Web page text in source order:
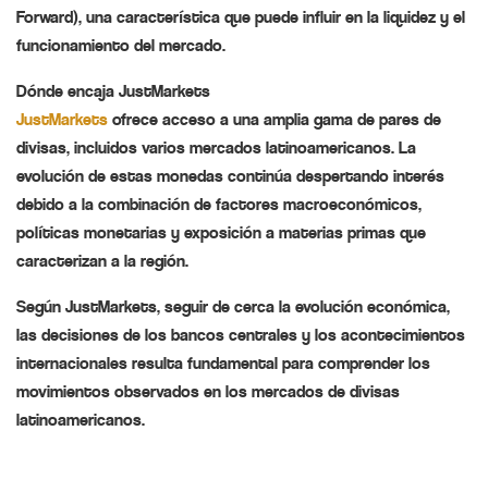
Forward), una característica que puede influir en la liquidez y el
funcionamiento del mercado.
Dónde encaja JustMarkets
JustMarkets ofrece acceso a una amplia gama de pares de
divisas, incluidos varios mercados latinoamericanos. La
evolución de estas monedas continúa despertando interés
debido a la combinación de factores macroeconómicos,
políticas monetarias y exposición a materias primas que
caracterizan a la región.
Según JustMarkets, seguir de cerca la evolución económica,
las decisiones de los bancos centrales y los acontecimientos
internacionales resulta fundamental para comprender los
movimientos observados en los mercados de divisas
latinoamericanos.